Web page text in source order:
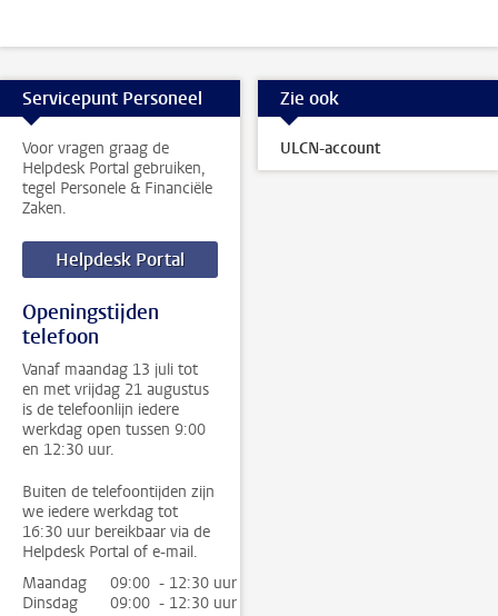
Servicepunt Personeel
Voor vragen graag de
Helpdesk Portal gebruiken,
tegel Personele & Financiële
Zaken.
Helpdesk Portal
Openingstijden
telefoon
Vanaf maandag 13 juli tot
en met vrijdag 21 augustus
is de telefoonlijn iedere
werkdag open tussen 9:00
en 12:30 uur.
Buiten de telefoontijden zijn
we iedere werkdag tot
16:30 uur bereikbaar via de
Helpdesk Portal of e-mail.
Maandag
09:00 - 12:30 uur
Dinsdag
09:00 - 12:30 uur
Zie ook
ULCN-account